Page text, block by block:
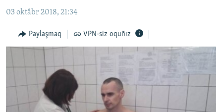
Qıdıruvğa
MEDENİYET
İNSAN AQLARI
SÜRET
BLOGLAR
FİKİR
03 oktâbr 2018, 21:34
Paylaşmaq VPN-siz oquñız